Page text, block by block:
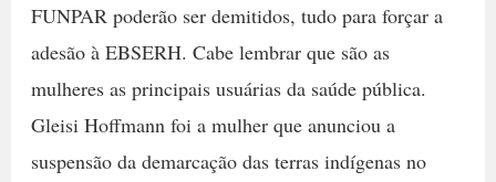
FUNPAR poderão ser demitidos, tudo para forçar a
adesão à EBSERH. Cabe lembrar que são as
mulheres as principais usuárias da saúde pública.
Gleisi Hoffmann foi a mulher que anunciou a
suspensão da demarcação das terras indígenas no